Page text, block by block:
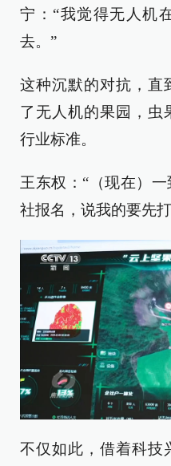
宁：“我觉得无人机
去。”
这种沉默的对抗，直
了无人机的果园，虫
行业标准。
王东权：“（现在）
社报名，说我的要先
不仅如此，借着科技